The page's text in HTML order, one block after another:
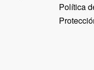
Política